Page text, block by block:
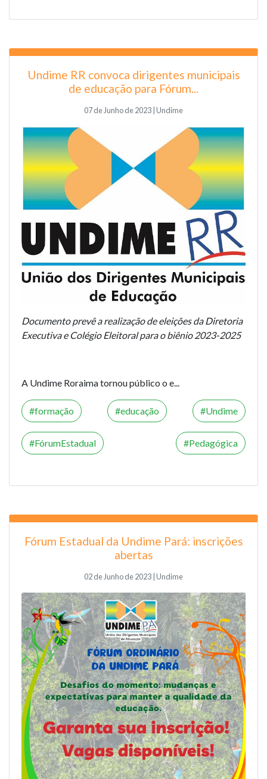
Undime RR convoca dirigentes municipais
de educação para Fórum...
07 de Junho de 2023 | Undime
Documento prevê a realização de eleições da Diretoria
Executiva e Colégio Eleitoral para o biênio 2023-2025
A Undime Roraima tornou público o e...
formação educação Undime
FórumEstadual Pedagógica
Fórum Estadual da Undime Pará: inscrições
abertas
02 de Junho de 2023 | Undime